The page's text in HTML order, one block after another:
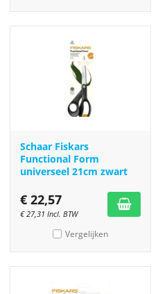
Schaar Fiskars
Functional Form
universeel 21cm zwart
€ 22,57
€27,31 Incl. BTW
Vergelijken